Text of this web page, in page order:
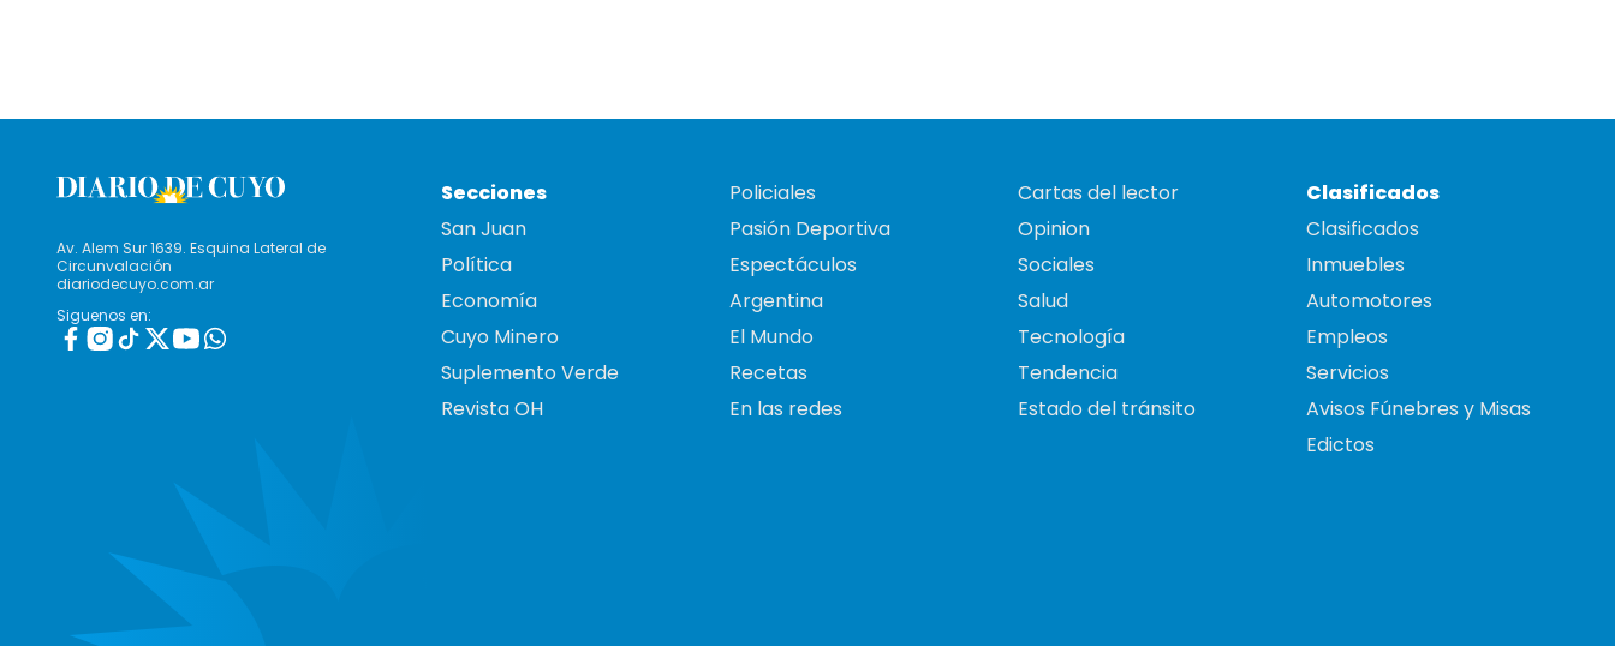
Av. Alem Sur 1639. Esquina Lateral de
Circunvalación
diariodecuyo.com.ar
Siguenos en:
Secciones
San Juan
Política
Economía
Cuyo Minero
Suplemento Verde
Revista OH
Policiales
Pasión Deportiva
Espectáculos
Argentina
El Mundo
Recetas
En las redes
Cartas del lector
Opinion
Sociales
Salud
Tecnología
Tendencia
Estado del tránsito
Clasificados
Clasificados
Inmuebles
Automotores
Empleos
Servicios
Avisos Fúnebres y Misas
Edictos